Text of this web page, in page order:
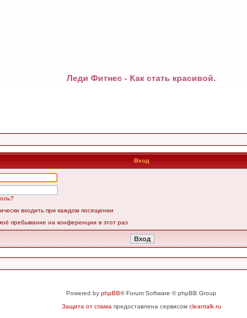
Леди Фитнес - Как стать красивой.
Вход
входить при каждом посещении
пребывание на конференции в этот раз
Powered by phpBB® Forum Software © phpBB Group
Защита от спама предоставлена сервисом cleantalk.ru